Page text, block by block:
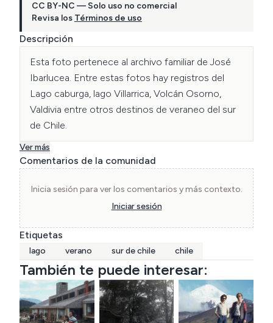
CC BY-NC — Solo uso no comercial
Revisa los Términos de uso
Descripción
Esta foto pertenece al archivo familiar de José
Ibarlucea. Entre estas fotos hay registros del
Lago caburga, lago Villarrica, Volcán Osorno,
Valdivia entre otros destinos de veraneo del sur
Ver más
Comentarios de la comunidad
Inicia sesión para ver los comentarios y más contexto.
Iniciar sesión
Etiquetas
lago verano sur de chile chile
También te puede interesar: